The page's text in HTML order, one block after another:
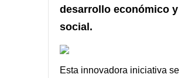
desarrollo económico y
social.
Esta innovadora iniciativa se